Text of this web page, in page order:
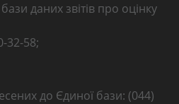
даних звітів про оцінку
32-58;
до Єдиної бази: (044)